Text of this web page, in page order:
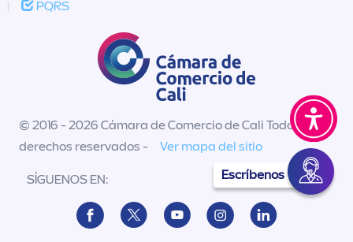
Escríbenos
| PQRS
© 2016 - 2026 Cámara de Comercio de Cali Todos los
derechos reservados -
Ver mapa del sitio
SÍGUENOS EN: